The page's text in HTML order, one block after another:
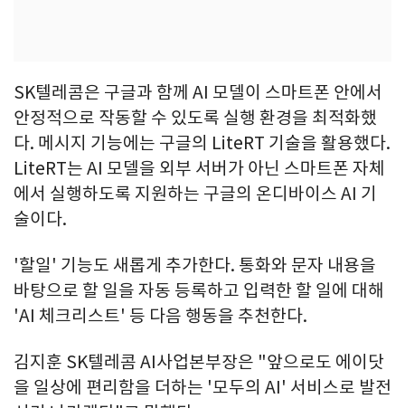
SK텔레콤은 구글과 함께 AI 모델이 스마트폰 안에서
안정적으로 작동할 수 있도록 실행 환경을 최적화했
다. 메시지 기능에는 구글의 LiteRT 기술을 활용했다.
LiteRT는 AI 모델을 외부 서버가 아닌 스마트폰 자체
에서 실행하도록 지원하는 구글의 온디바이스 AI 기
술이다.
'할일' 기능도 새롭게 추가한다. 통화와 문자 내용을
바탕으로 할 일을 자동 등록하고 입력한 할 일에 대해
'AI 체크리스트' 등 다음 행동을 추천한다.
김지훈 SK텔레콤 AI사업본부장은 "앞으로도 에이닷
을 일상에 편리함을 더하는 '모두의 AI' 서비스로 발전